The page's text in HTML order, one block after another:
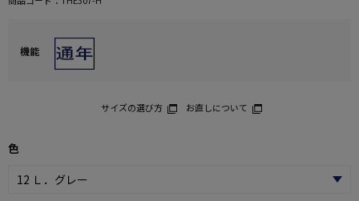
機能
サイズの選び方 お直しについて
色